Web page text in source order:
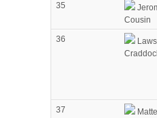
35
Cousin
36
37